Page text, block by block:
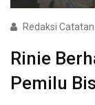
Redaksi Catatan
Rinie
Pemilu